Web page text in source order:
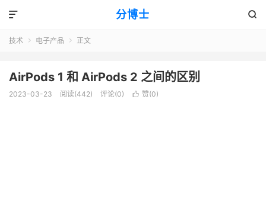
分博士 

技术  电子产品  正文
AirPods 1 和 AirPods 2 之间的区别
2023-03-23 阅读(442) 评论(0)  赞(0)